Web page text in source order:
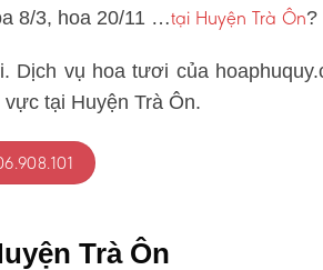
8/3, hoa 20/11 …tại Huyện Trà Ôn?
Dịch vụ hoa tươi của
tại Huyện Trà Ôn.
Trà Ôn